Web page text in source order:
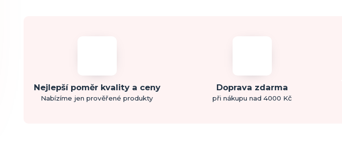
Nejlepší poměr kvality a ceny
Nabízíme jen prověřené produkty
Doprava zdarma
při nákupu nad 4000 Kč